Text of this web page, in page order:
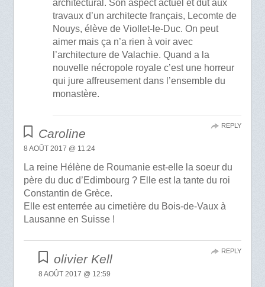
architectural. Son aspect actuel et dut aux
travaux d’un architecte français, Lecomte de
Nouys, élève de Viollet-le-Duc. On peut
aimer mais ça n’a rien à voir avec
l’architecture de Valachie. Quand a la
nouvelle nécropole royale c’est une horreur
qui jure affreusement dans l’ensemble du
monastère.
Caroline
8 AOÛT 2017 @ 11:24
La reine Hélène de Roumanie est-elle la soeur du
père du duc d’Edimbourg ? Elle est la tante du roi
Constantin de Grèce.
Elle est enterrée au cimetière du Bois-de-Vaux à
Lausanne en Suisse !
REPLY
olivier Kell
8 AOÛT 2017 @ 12:59
REPLY